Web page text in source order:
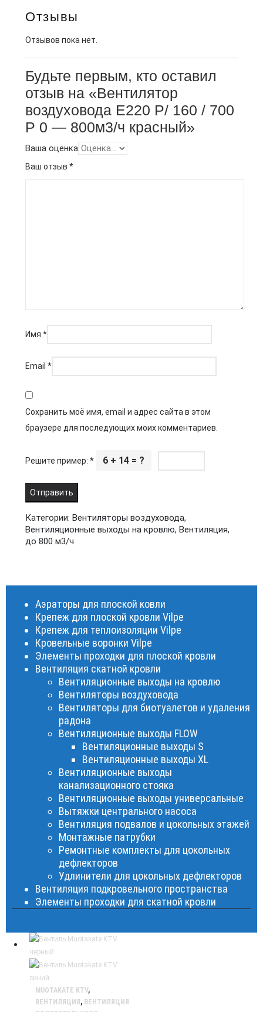
Отзывы
Отзывов пока нет.
Будьте первым, кто оставил
отзыв на «Вентилятор
воздуховода E220 Р/ 160 / 700
Р 0 — 800м3/ч красный»
Ваша оценка
Ваш отзыв *
Имя *
Email *
Сохранить моё имя, email и адрес сайта в этом
браузере для последующих моих комментариев.
Решите пример: * 6 + 14 = ?
Категории: Вентиляторы воздуховода,
Вентиляционные выходы на кровлю, Вентиляция,
до 800 м3/ч
Аэраторы для плоской ковли
Крепеж для плоской кровли Vilpe
Крепеж для теплоизоляции Vilpe
Кровельные воронки Vilpe
Элементы проходки для плоской кровли
Вентиляция скатной кровли
Вентиляционные выходы на кровлю
Вентиляторы воздуховода
Вентиляторы для биотуалетов и удаления
радона
Вентиляционные выходы FLOW
Вентиляционные выходы S
Вентиляционные выходы XL
Вентиляционные выходы
канализационного стояка
Вентиляционные выходы универсальные
Вытяжки центрального насоса
Вентиляция подвалов и цокольных этажей
Монтажные патрубки
Ремонтные комплекты для цокольных
дефлекторов
Удлинители для цокольных дефлекторов
Вентиляция подкровельного пространства
Элементы проходки для скатной кровли
MUOTAKATE KTV,
ВЕНТИЛЯЦИЯ , ВЕНТИЛЯЦИЯ